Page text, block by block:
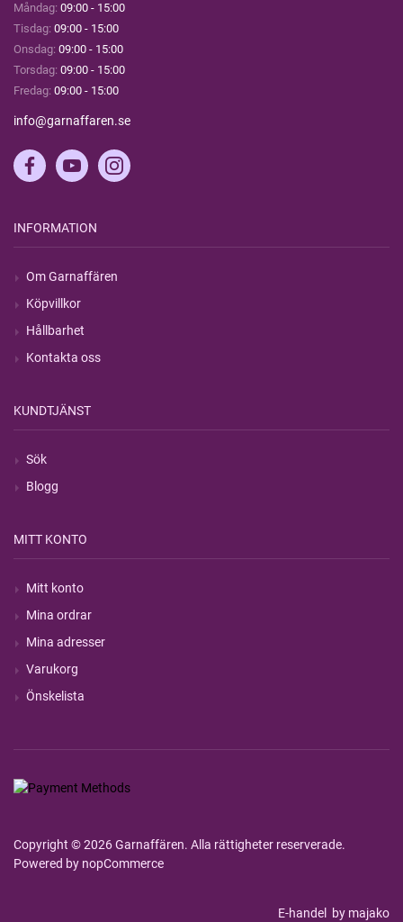
Måndag: 09:00 - 15:00
Tisdag: 09:00 - 15:00
Onsdag: 09:00 - 15:00
Torsdag: 09:00 - 15:00
Fredag: 09:00 - 15:00
info@garnaffaren.se
INFORMATION
Om Garnaffären
Köpvillkor
Hållbarhet
Kontakta oss
KUNDTJÄNST
Sök
Blogg
MITT KONTO
Mitt konto
Mina ordrar
Mina adresser
Varukorg
Önskelista
Copyright © 2026 Garnaffären. Alla rättigheter reserverade.
Powered by nopCommerce
E-handel by majako